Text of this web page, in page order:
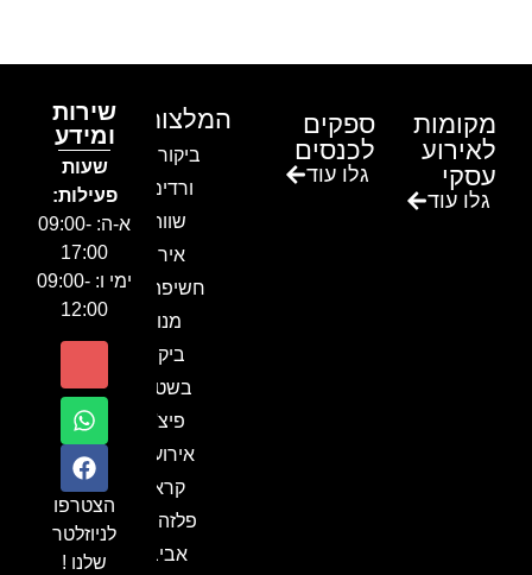
מקומות
לאירוע
עסקי
גלו עוד
ספקים
לכנסים
גלו עוד
המלצות
ביקור בגן
ורדים –
שווה!!
אירוע
חשיפה- זיו
מנור
ביקור
בשטח-
פיצ'ר
אירועים
קראון
פלזה תל
אביב-
שירות
ומידע
שעות
פעילות:
א-ה: 09:00-
17:00
ימי ו: 09:00-
12:00
הצטרפו
לניוזלטר
שלנו !